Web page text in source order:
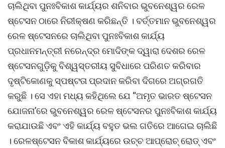
ଚାଲିଥିବା ପୁନଃବିକାଶ କାର୍ଯ୍ୟର ଶନିବାର ଭୁବନେଶ୍ୱର ରେଳ
ଷ୍ଟେସନ ଠାରେ ନିରୀକ୍ଷଣ କରିଛନ୍ତି । ବର୍ତ୍ତମାନ ଭୁବନେଶ୍ୱର
ରେଳ ଷ୍ଟେସନରେ ଚାଲିଥିବା ପୁନଃବିକାଶ କାର୍ଯ୍ୟ
ପ୍ରଧାନମନ୍ତ୍ରୀ ନରେନ୍ଦ୍ର ମୋଦିଙ୍କ ଦ୍ୱାରା ଦେଶର ରେଳ
ଷ୍ଟେସନଗୁଡ଼ିକୁ ବିଶ୍ୱସ୍ତରୀୟ ସୁବିଧାରେ ପରିଣତ କରିବାର
ଦୃଷ୍ଟିକୋଣକୁ ସ୍ପଷ୍ଟତା ପ୍ରଦାନ କରିବା ଦିଗରେ ଅଗ୍ରଗତି
କରୁଛି । ସେ ଏହା ମଧ୍ୟ କହିଥିଲେ ଯେ “ଅମୃତ ଭାରତ ଷ୍ଟେସନ
ଯୋଜନା’ରେ ଭୁବନେଶ୍ୱର ରେଳ ଷ୍ଟେସନର ପୁନଃବିକାଶ କାର୍ଯ୍ୟ
କରାଯାଉଛି ଏବଂ ଏହି କାର୍ଯ୍ୟ ବହୁତ ଭଲ ଗତିରେ ଆଗେଇ ଚାଲିଛି
। ରେଳଷ୍ଟେସନ ବିକାଶ କାର୍ଯ୍ୟରେ ଉଚ୍ଚ ଆପ୍ରୋଚ୍ ରୋଡ୍ ଏବଂ